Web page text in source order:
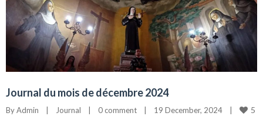
Journal du mois de décembre 2024
By Admin Journal 0 comment 19 December, 2024 5